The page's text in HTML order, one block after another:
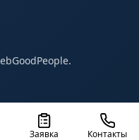
Заявка Контакты